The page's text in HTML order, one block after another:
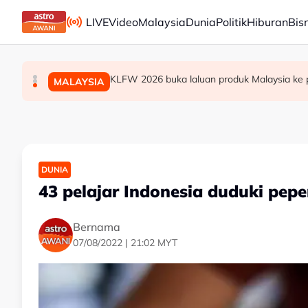
Skip to main content
LIVEVideoMalaysiaDuniaPolitikHiburan
SUKAN Era berakhir: John Cena beri penghormatan
DUNIA Gelombang haba: Rakyat Britain tidur di dapur,
MALAYSIA KLFW 2026 buka laluan produk Malaysia
DUNIA
43 pelajar Indonesia duduki
Bernama
07/08/2022 | 21:02 MYT